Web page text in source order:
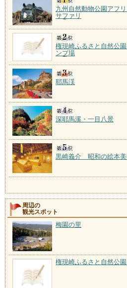
九州自然動物公園アフ
サファリ
権現崎ふるさと自然公園
ンプ場
耶馬渓
深耶馬溪・一目八景
黒崎義介 昭和の絵本
周辺の
観光スポット
梅園の里
権現崎ふるさと自然公